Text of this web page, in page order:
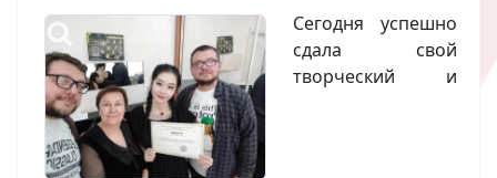
Сегодня успешно
сдала свой
творческий и